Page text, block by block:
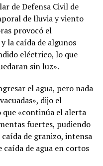
de Defensa Civil de
de lluvia y viento
provocó el
la caída de algunos
eléctrico, lo que
sin luz».
el agua, pero nada
dijo el
«continúa el alerta
fuertes, pudiendo
de granizo, intensa
de agua en cortos